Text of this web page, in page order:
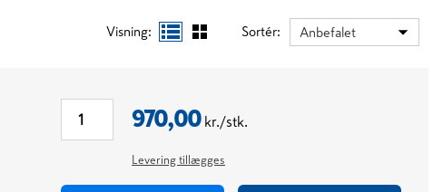
Visning: Sortér: Anbefalet
970,00 kr./stk.
Levering tillægges